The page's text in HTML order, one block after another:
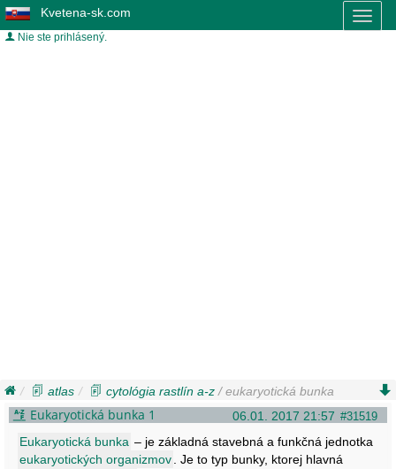
Kvetena-sk.com
Nie ste prihlásený.
atlas cytológia rastlín a-z / eukaryotická bunka
06.01. 2017 21:57 #31519
Eukaryotická bunka 1
Eukaryotická bunka – je základná stavebná a funkčná jednotka
eukaryotických organizmov
. Je to typ bunky, ktorej hlavná